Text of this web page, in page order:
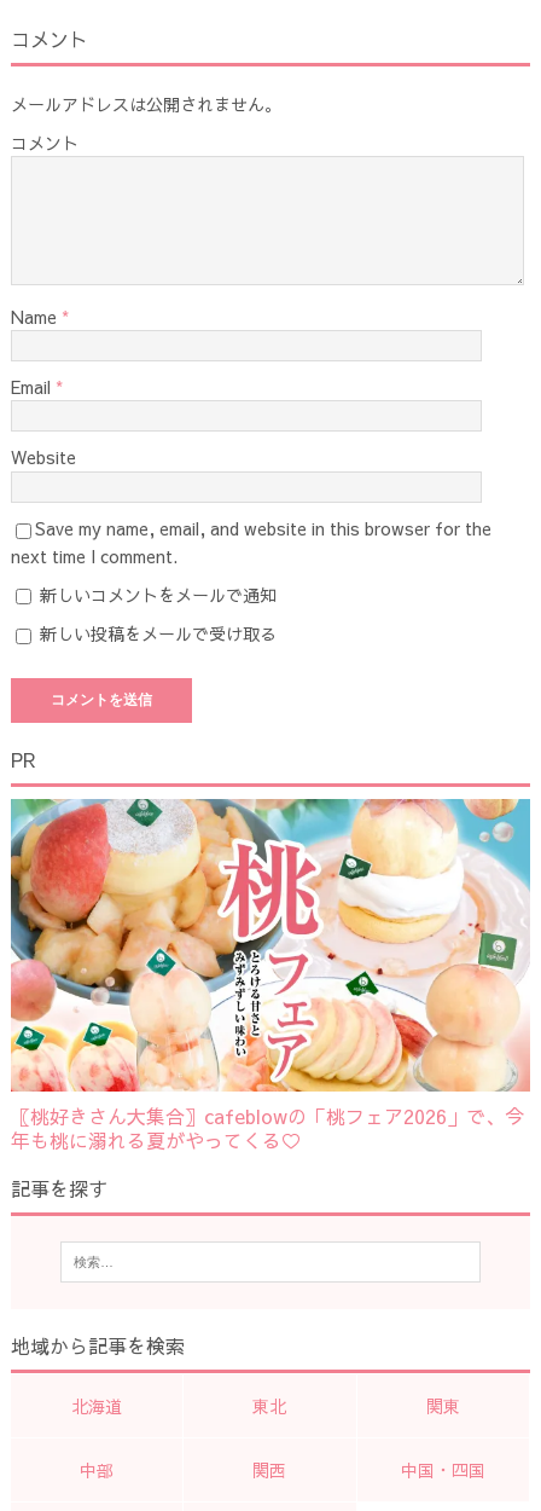
コメント
メールアドレスは公開されません。
コメント
Name *
Email *
Website
Save my name, email, and website in this browser for the
next time I comment.
新しいコメントをメールで通知
新しい投稿をメールで受け取る
PR
〖桃好きさん大集合〗cafeblowの「桃フェア2026」で、今
年も桃に溺れる夏がやってくる♡
記事を探す
地域から記事を検索
北海道 東北 関東
中部 関西 中国・四国